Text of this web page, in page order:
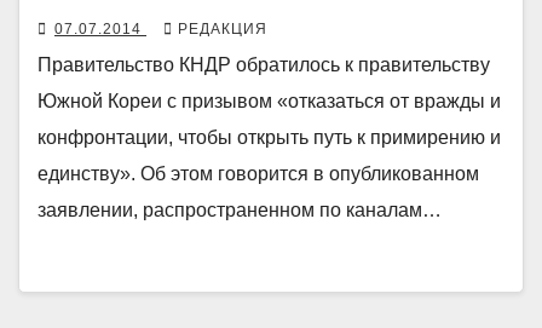
07.07.2014 РЕДАКЦИЯ
Правительство КНДР обратилось к правительству
Южной Кореи с призывом «отказаться от вражды и
конфронтации, чтобы открыть путь к примирению и
единству». Об этом говорится в опубликованном
заявлении, распространенном по каналам…